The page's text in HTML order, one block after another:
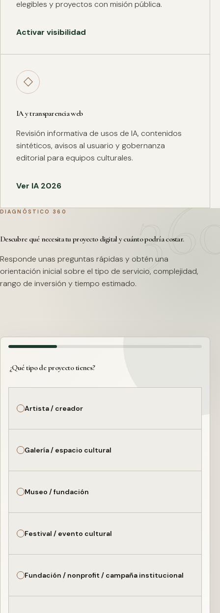
elegibles y proyectos con misión pública.
Activar visibilidad
◇
IA y transparencia web
Revisión informativa de usos de IA, contenidos
sintéticos, avisos al usuario y gobernanza
editorial para equipos culturales.
Ver IA 2026
DIAGNÓSTICO 360
Descubre qué necesita tu proyecto digital y cuánto podría costar.
Responde unas preguntas rápidas y obtén una
orientación inicial sobre el tipo de servicio, complejidad,
rango de inversión y tiempo estimado.
¿Qué tipo de proyecto tienes?
Artista / creador
Galería / espacio cultural
Museo / fundación
Festival / evento cultural
Fundación / nonprofit / campaña institucional